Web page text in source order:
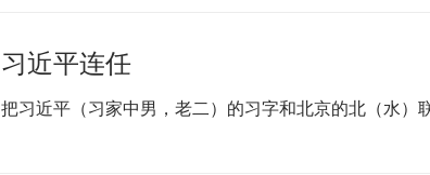
习近平连任
把习近平（习家中男，老二）的习字和北京的北（水）